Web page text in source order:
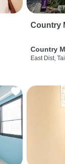
Country
Country
East Dist,